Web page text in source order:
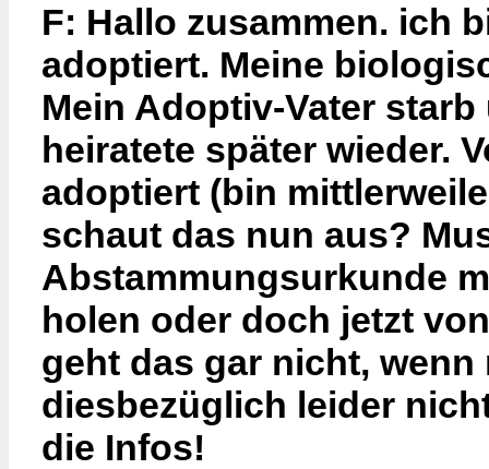
F: Hallo zusammen. ich
adoptiert. Meine
Mein Adoptiv-Vater
heiratete später wieder.
adoptiert (bin
schaut das nun aus?
Abstammungsurkunde
holen oder doch jetzt
geht das gar nicht,
diesbezüglich leider
die Infos!